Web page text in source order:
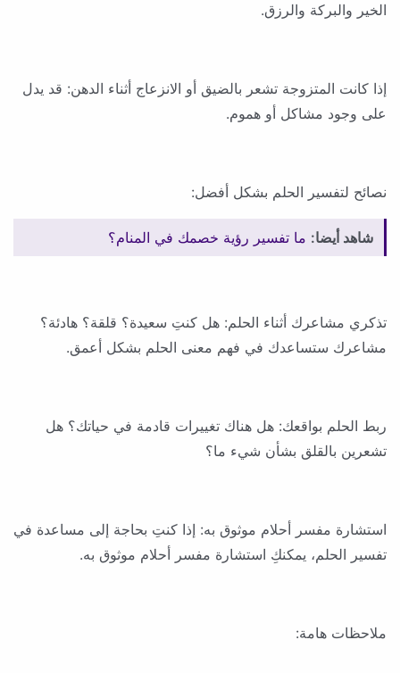
الخير والبركة والرزق.
إذا كانت المتزوجة تشعر بالضيق أو الانزعاج أثناء الدهن: قد يدل
على وجود مشاكل أو هموم.
نصائح لتفسير الحلم بشكل أفضل:
شاهد أيضا: ما تفسير رؤية خصمك في المنام؟
تذكري مشاعرك أثناء الحلم: هل كنتِ سعيدة؟ قلقة؟ هادئة؟
مشاعرك ستساعدك في فهم معنى الحلم بشكل أعمق.
ربط الحلم بواقعك: هل هناك تغييرات قادمة في حياتك؟ هل
تشعرين بالقلق بشأن شيء ما؟
استشارة مفسر أحلام موثوق به: إذا كنتِ بحاجة إلى مساعدة في
تفسير الحلم، يمكنكِ استشارة مفسر أحلام موثوق به.
ملاحظات هامة: